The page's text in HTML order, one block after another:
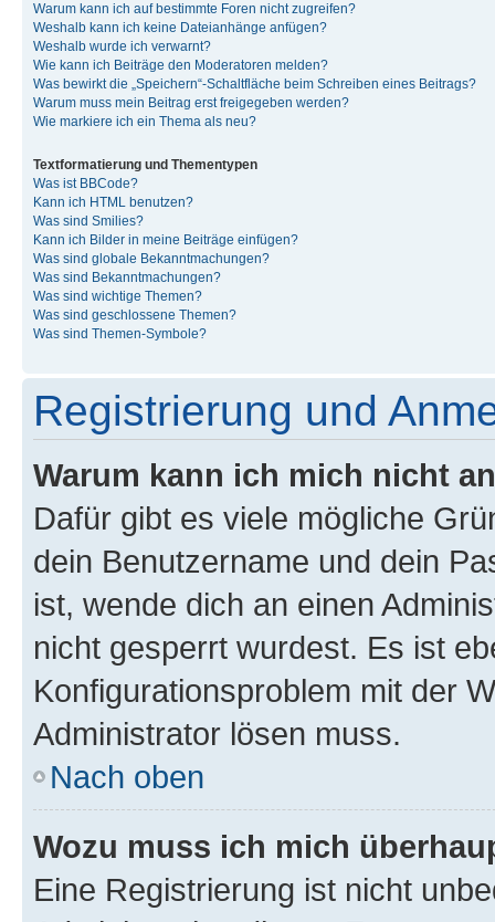
Warum kann ich auf bestimmte Foren nicht zugreifen?
Weshalb kann ich keine Dateianhänge anfügen?
Weshalb wurde ich verwarnt?
Wie kann ich Beiträge den Moderatoren melden?
Was bewirkt die „Speichern“-Schaltfläche beim Schreiben eines Beitrags?
Warum muss mein Beitrag erst freigegeben werden?
Wie markiere ich ein Thema als neu?
Textformatierung und Thementypen
Was ist BBCode?
Kann ich HTML benutzen?
Was sind Smilies?
Kann ich Bilder in meine Beiträge einfügen?
Was sind globale Bekanntmachungen?
Was sind Bekanntmachungen?
Was sind wichtige Themen?
Was sind geschlossene Themen?
Was sind Themen-Symbole?
Registrierung und
Warum kann ich mich nicht
Dafür gibt es viele mögliche
dein Benutzername und dein
ist, wende dich an einen
nicht gesperrt wurdest. Es ist
Konfigurationsproblem mit der
Administrator lösen muss.
Nach oben
Wozu muss ich mich
Eine Registrierung ist nicht